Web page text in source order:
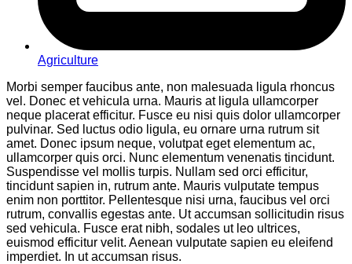
Agriculture
Morbi semper faucibus ante, non malesuada ligula rhoncus
vel. Donec et vehicula urna. Mauris at ligula ullamcorper
neque placerat efficitur. Fusce eu nisi quis dolor ullamcorper
pulvinar. Sed luctus odio ligula, eu ornare urna rutrum sit
amet. Donec ipsum neque, volutpat eget elementum ac,
ullamcorper quis orci. Nunc elementum venenatis tincidunt.
Suspendisse vel mollis turpis. Nullam sed orci efficitur,
tincidunt sapien in, rutrum ante. Mauris vulputate tempus
enim non porttitor. Pellentesque nisi urna, faucibus vel orci
rutrum, convallis egestas ante. Ut accumsan sollicitudin risus
sed vehicula. Fusce erat nibh, sodales ut leo ultrices,
euismod efficitur velit. Aenean vulputate sapien eu eleifend
imperdiet. In ut accumsan risus.